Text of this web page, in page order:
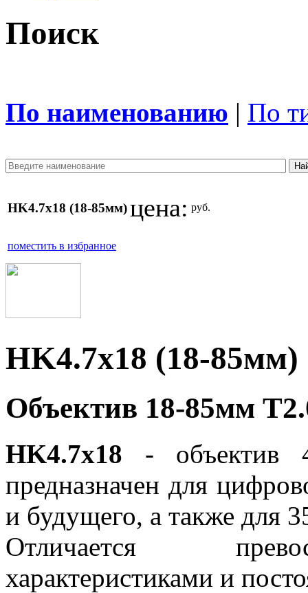
Поиск
По наименованию | По
HK4.7x18 (18-85мм)цена: руб.
поместить в избранное
HK4.7x18 (18-85мм)
Объектив 18-85мм
HK4.7x18 - объектив
предназначен для
и будущего, а также для
Отличается
характеристиками и